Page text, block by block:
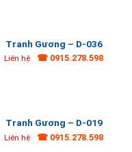
Tranh Gương – D-036
Liên hệ ☎ 0915.278.598
Tranh Gương – D-019
Liên hệ ☎ 0915.278.598